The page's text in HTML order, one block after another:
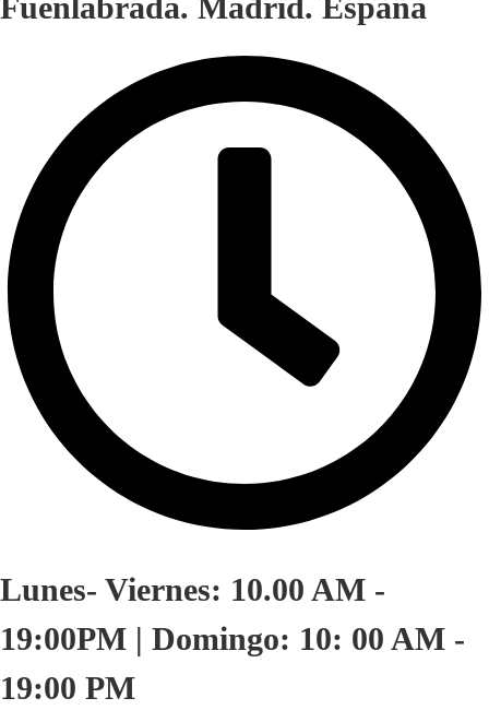
Fuenlabrada. Madrid. España
Lunes- Viernes: 10.00 AM -
19:00PM | Domingo: 10: 00 AM -
19:00 PM